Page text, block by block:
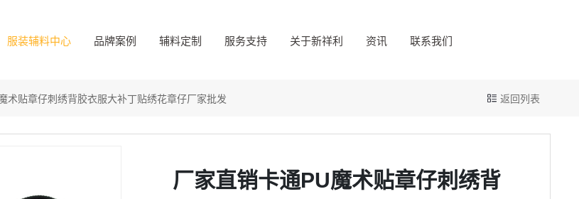
服装辅料中心 品牌案例 辅料定制 服务支持 关于新祥利 资讯 联系我们
术贴章仔刺绣背胶衣服大补丁贴绣花章仔厂家批发 返回列表
厂家直销卡通PU魔术贴章仔刺绣背